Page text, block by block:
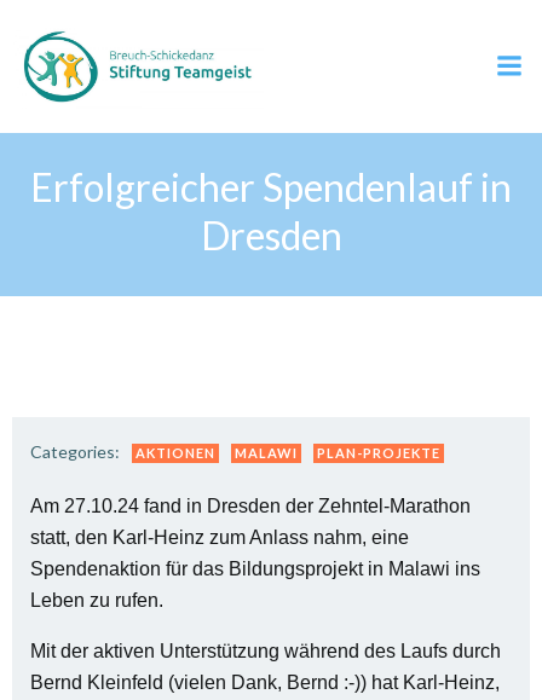
Erfolgreicher Spendenlauf in
Dresden
Categories: AKTIONEN MALAWI PLAN-PROJEKTE
Am 27.10.24 fand in Dresden der Zehntel-Marathon
statt, den Karl-Heinz zum Anlass nahm, eine
Spendenaktion für das Bildungsprojekt in Malawi ins
Leben zu rufen.
Mit der aktiven Unterstützung während des Laufs durch
Bernd Kleinfeld (vielen Dank, Bernd :-)) hat Karl-Heinz,